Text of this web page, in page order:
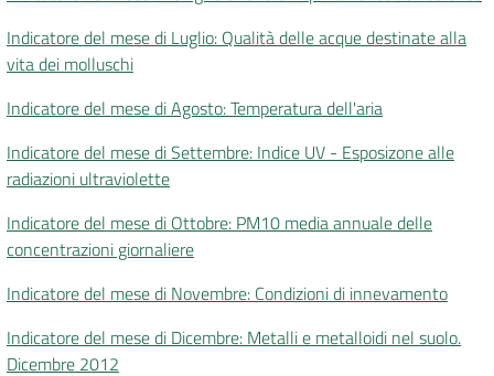
Indicatore del mese di Luglio: Qualità delle acque destinate alla
vita dei molluschi
Indicatore del mese di Agosto: Temperatura dell'aria
Indicatore del mese di Settembre: Indice UV - Esposizone alle
radiazioni ultraviolette
Indicatore del mese di Ottobre: PM10 media annuale delle
concentrazioni giornaliere
Indicatore del mese di Novembre: Condizioni di innevamento
Indicatore del mese di Dicembre: Metalli e metalloidi nel suolo.
Dicembre 2012